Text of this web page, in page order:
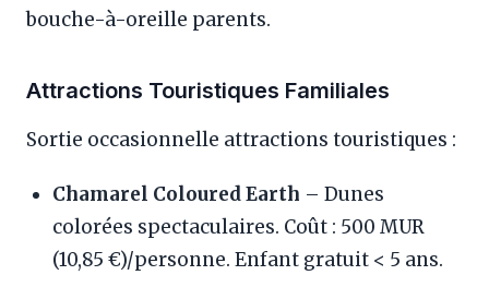
bouche-à-oreille parents.
Attractions Touristiques Familiales
Sortie occasionnelle attractions touristiques :
Chamarel Coloured Earth – Dunes
colorées spectaculaires. Coût : 500 MUR
(10,85 €)/personne. Enfant gratuit < 5 ans.